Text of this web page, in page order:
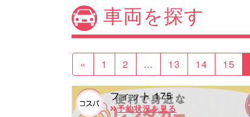
車両を探す
« 1 2 ... 13 14 15
フィット 175
予約状況を見る